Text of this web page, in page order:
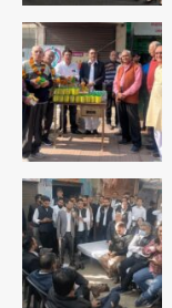
5
1